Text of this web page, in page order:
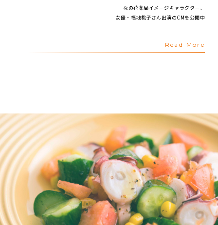
なの花薬局イメージキャラクター、
女優・福地桃子さん出演のCMを公開中
Read More